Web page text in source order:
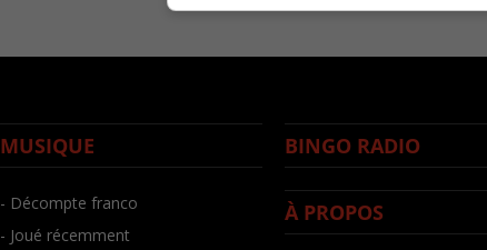
MUSIQUE
- Décompte franco
- Joué récemment
BINGO RADIO
À PROPOS